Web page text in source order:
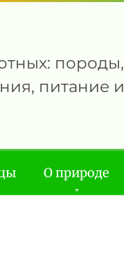
породы,
питание и
О природе